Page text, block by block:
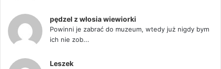
pędzel z włosia wiewiorki
Powinni je zabrać do muzeum, wtedy już nigdy bym
ich nie zob...
Leszek